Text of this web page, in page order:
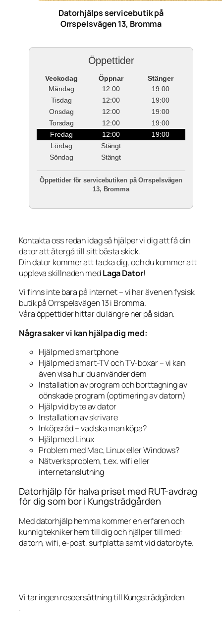
Datorhjälps servicebutik på
Orrspelsvägen 13, Bromma
Öppettider
Veckodag Öppnar
Stänger
Måndag
12:00
19:00
Tisdag
12:00
19:00
Onsdag
12:00
19:00
Torsdag
12:00
19:00
Fredag
12:00
19:00
Lördag
Stängt
Söndag
Stängt
Öppettider för servicebutiken på Orrspelsvägen
13, Bromma
Kontakta oss redan idag så hjälper vi dig att få din
dator att återgå till sitt bästa skick.
Din dator kommer att tacka dig, och du kommer att
uppleva skillnaden medLaga Dator!
Vi finns inte bara på internet – vi har även en fysisk
butik på Orrspelsvägen 13 i Bromma.
Våra öppettider hittar du längre ner på sidan.
Några saker vi kan hjälpa dig med:
Hjälp med smartphone
Hjälp med smart-TV och TV-boxar – vi kan
även visa hur du använder dem
Installation av program och borttagning av
oönskade program (optimering av datorn)
Hjälp vid byte av dator
Installation av skrivare
Inköpsråd – vad ska man köpa?
Hjälp med Linux
Problem med Mac, Linux eller Windows?
Nätverksproblem, t.ex. wifi eller
internetanslutning
Datorhjälp för halva priset med RUT-avdrag
för dig som bor i Kungsträdgården
Med datorhjälp hemma kommer en erfaren och
kunnig tekniker hem till dig och hjälper till med:
datorn, wifi, e-post, surfplatta samt vid datorbyte.
Vi tar ingen reseersättning till Kungsträdgården
.